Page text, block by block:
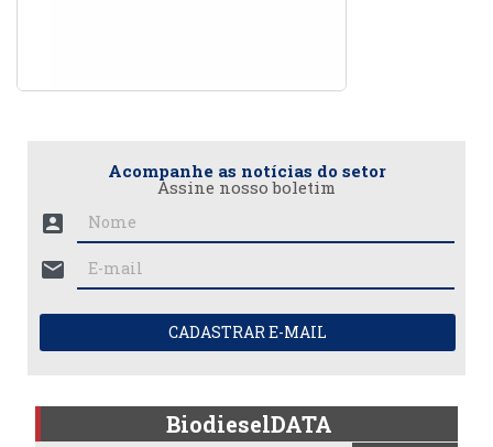
Acompanhe as notícias do setor
Assine nosso boletim
account_box
mail
CADASTRAR E-MAIL
BiodieselDATA